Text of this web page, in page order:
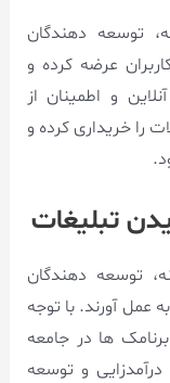
توسعه دهندگان
عرضه کرده و
و اطمینان از
را خریداری کرده و
تبلیغات
توسعه دهندگان
عمل آورند. با توجه
ها در جامعه
و توسعه